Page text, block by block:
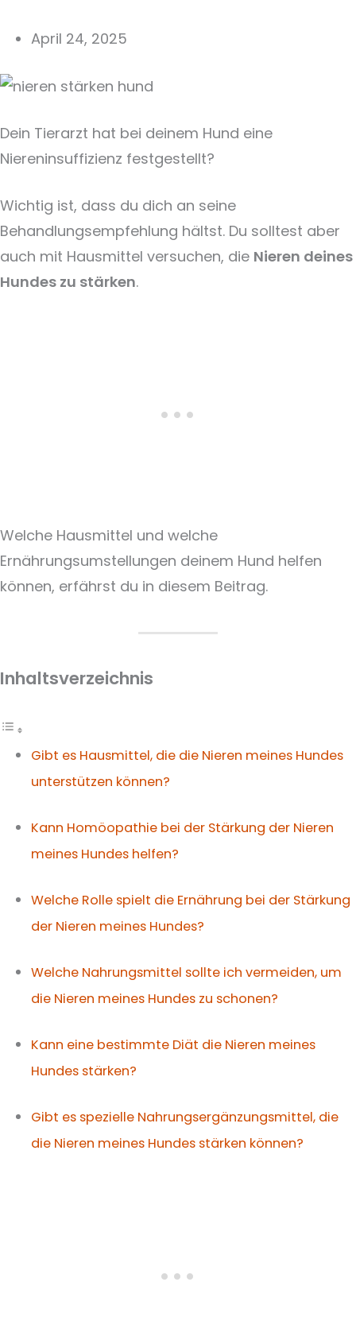
April 24, 2025
Dein Tierarzt hat bei deinem Hund eine
Niereninsuffizienz festgestellt?
Wichtig ist, dass du dich an seine
Behandlungsempfehlung hältst. Du solltest aber
auch mit Hausmittel versuchen, die Nieren deines
Hundes zu stärken.
Welche Hausmittel und welche
Ernährungsumstellungen deinem Hund helfen
können, erfährst du in diesem Beitrag.
Inhaltsverzeichnis
Gibt es Hausmittel, die die Nieren meines Hundes
unterstützen können?
Kann Homöopathie bei der Stärkung der Nieren
meines Hundes helfen?
Welche Rolle spielt die Ernährung bei der Stärkung
der Nieren meines Hundes?
Welche Nahrungsmittel sollte ich vermeiden, um
die Nieren meines Hundes zu schonen?
Kann eine bestimmte Diät die Nieren meines
Hundes stärken?
Gibt es spezielle Nahrungsergänzungsmittel, die
die Nieren meines Hundes stärken können?